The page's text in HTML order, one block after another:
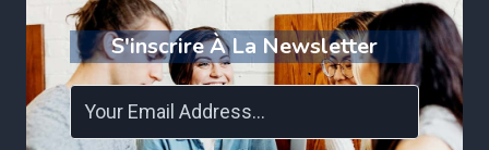
S'inscrire À La Newsletter